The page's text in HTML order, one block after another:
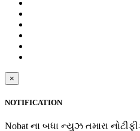
×
NOTIFICATION
Nobat ના બધા ન્યુઝ તમારા